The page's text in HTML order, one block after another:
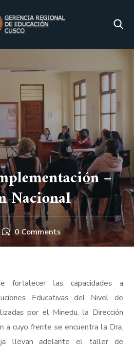
–
Nacional
0 Comments
fortalecer las capacidades a
Educativas del Nivel de
por el Minedu, la Dirección
a cuyo frente se encuentra la Dra.
llevan adelante el taller de